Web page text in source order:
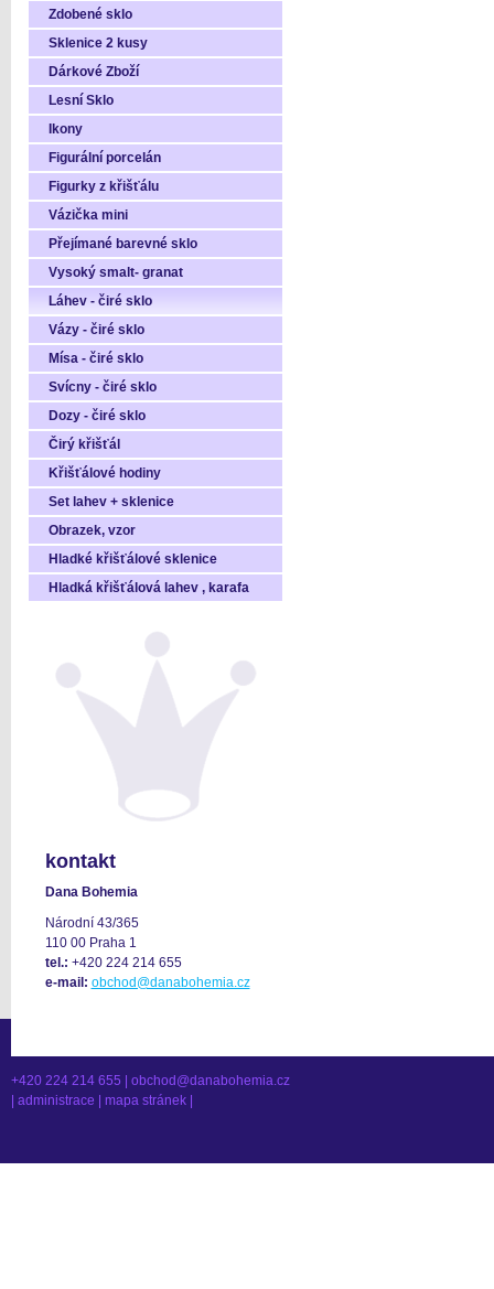
Zdobené sklo
Sklenice 2 kusy
Dárkové Zboží
Lesní Sklo
Ikony
Figurální porcelán
Figurky z křišťálu
Vázička mini
Přejímané barevné sklo
Vysoký smalt- granat
Láhev - čiré sklo
Vázy - čiré sklo
Mísa - čiré sklo
Svícny - čiré sklo
Dozy - čiré sklo
Čirý křišťál
Křišťálové hodiny
Set lahev + sklenice
Obrazek, vzor
Hladké křišťálové sklenice
Hladká křišťálová lahev , karafa
kontakt
Dana Bohemia
Národní 43/365
110 00 Praha 1
tel.: +420 224 214 655
e-mail: obchod@danabohemia.cz
+420 224 214 655 | obchod@danabohemia.cz
administrace mapa stránek|